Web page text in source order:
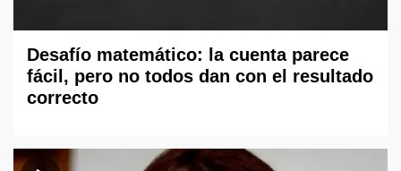
Desafío matemático: la cuenta parece
fácil, pero no todos dan con el resultado
correcto